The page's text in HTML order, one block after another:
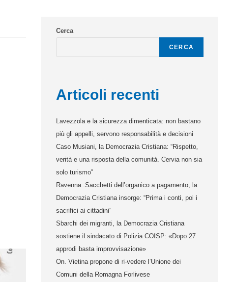
Cerca
CERCA
Articoli recenti
Lavezzola e la sicurezza dimenticata: non bastano
più gli appelli, servono responsabilità e decisioni
Caso Musiani, la Democrazia Cristiana: “Rispetto,
verità e una risposta della comunità. Cervia non sia
solo turismo”
Ravenna :Sacchetti dell’organico a pagamento, la
Democrazia Cristiana insorge: “Prima i conti, poi i
sacrifici ai cittadini”
Sbarchi dei migranti, la Democrazia Cristiana
sostiene il sindacato di Polizia COISP: «Dopo 27
approdi basta improvvisazione»
On. Vietina propone di ri-vedere l’Unione dei
Comuni della Romagna Forlivese